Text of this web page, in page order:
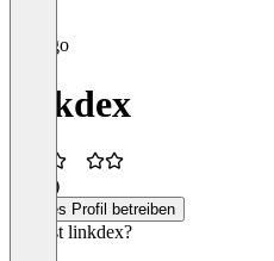
linkdex
(1)
Dieses Profil betreiben
Was ist linkdex?